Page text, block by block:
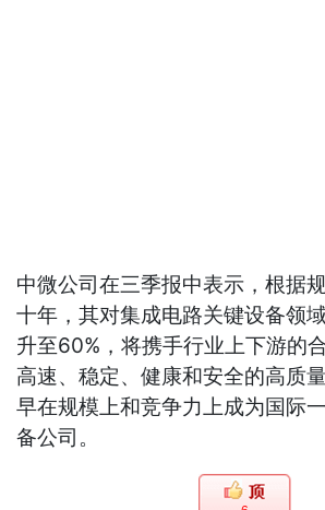
中微公司在三季报中表示，根据
十年，其对集成电路关键设备领
升至60%，将携手行业上下游的
高速、稳定、健康和安全的高质
早在规模上和竞争力上成为国际
备公司。